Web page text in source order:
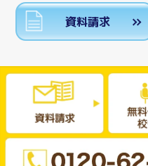
資料請求